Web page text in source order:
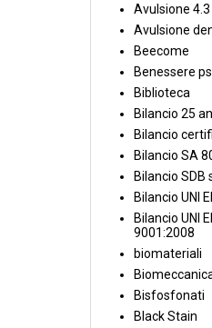
Avulsione 4.3
Avulsione
Beecome
Benessere
Biblioteca
Bilancio 25
Bilancio
Bilancio SA
Bilancio SDB
Bilancio UNI
Bilancio UNI
9001:2008
biomateriali
Bisfosfonati
Black Stain